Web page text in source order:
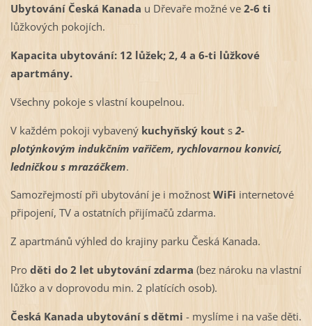
Ubytování Česká Kanada u Dřevaře možné ve 2-6 ti
lůžkových pokojích.
Kapacita ubytování: 12 lůžek; 2, 4 a 6-ti lůžkové
apartmány.
Všechny pokoje s vlastní koupelnou.
V každém pokoji vybavený kuchyňský kout s2-
plotýnkovým indukčním vařičem, rychlovarnou konvicí,
ledničkou s mrazáčkem.
Samozřejmostí při ubytování je i možnost WiFi internetové
připojení, TV a ostatních přijímačů zdarma.
Z apartmánů výhled do krajiny parku Česká Kanada.
Proděti do 2 let ubytování zdarma (bez nároku na vlastní
lůžko a v doprovodu min. 2 platících osob).
Česká Kanada ubytování s dětmi - myslíme i na vaše děti.